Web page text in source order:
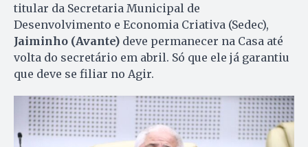
titular da Secretaria Municipal de
Desenvolvimento e Economia Criativa (Sedec),
Jaiminho (Avante) deve permanecer na Casa até
volta do secretário em abril. Só que ele já garantiu
que deve se filiar no Agir.